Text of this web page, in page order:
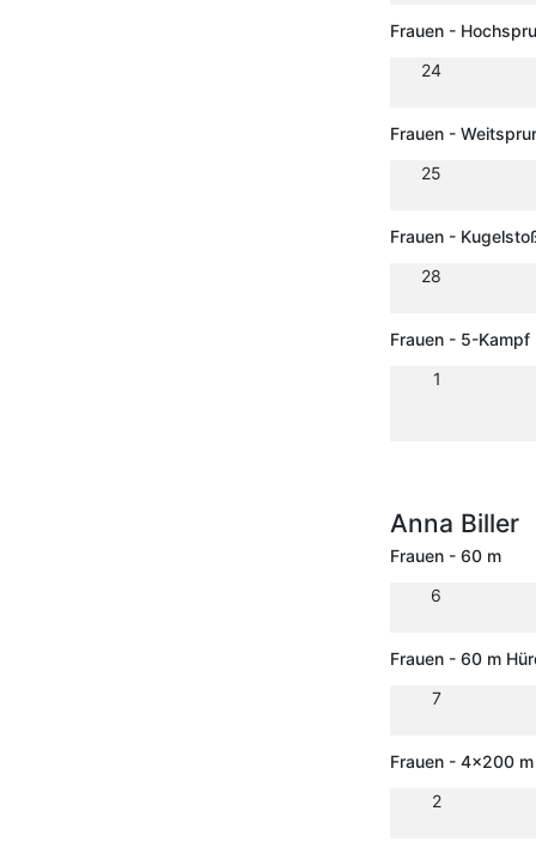
Frauen -
24
Frauen -
25
Frauen -
28
Frauen - 5-
1
Anna Biller
Frauen - 60 m
6
Frauen - 60 m
7
Frauen - 4x200
2